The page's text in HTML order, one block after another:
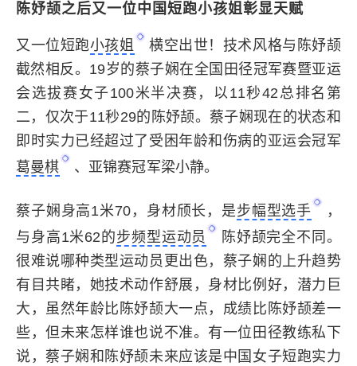
陈妤颉之后又一位中国短跑小孩姐彰显天赋
又一位短跑小孩姐
横空出世！技术风格与陈妤颉
截然相反。19岁的蔡子娴在全国田径冠军赛暨亚运
会选拔赛女子100米半决赛，以11秒42总排名第
二，仅次于11秒29的陈妤颉。蔡子娴现在的状态和
即时实力已经超过了受困年龄和伤病的亚运会冠军
葛曼棋
、亚锦赛冠军梁小静。
蔡子娴身高1米70，身材颀长，是步幅型选手
，
与身高1米62的步频型运动员
陈妤颉完全不同。
很难说哪种类型运动员更出色，蔡子娴的上升趋势
有目共睹，她技术动作舒展，身材比例好，潜力巨
大，虽然年龄比 陈妤颉大一点，成绩比陈妤颉差一
些，但未来怎样谁也说不准。有一位田径教练私下
说，蔡子娴和陈妤颉未来应该是中国女子短跑实力